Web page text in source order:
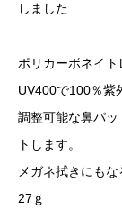
しました
ポリカーボネイト
UV400で100％紫
調整可能な鼻パ
トします。
メガネ拭きにもな
27ｇ